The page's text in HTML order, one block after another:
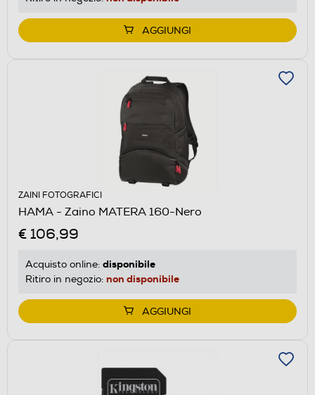
AGGIUNGI
ZAINI FOTOGRAFICI
HAMA - Zaino MATERA 160-Nero
€ 106,99
Acquisto online: disponibile
Ritiro in negozio: non disponibile
AGGIUNGI